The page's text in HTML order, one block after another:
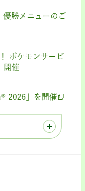
優勝メニューのご
ポケモンサービ
開催
2026」を開催